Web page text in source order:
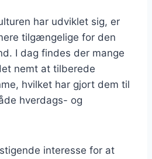
har udviklet sig, er
tilgængelige for den
I dag findes der mange
nemt at tilberede
hvilket har gjort dem til
hverdags- og
interesse for at